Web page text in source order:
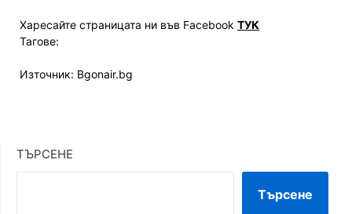
Харесайте страницата ни във Facebook ТУК
Тагове:
Източник: Bgonair.bg
ТЪРСЕНЕ
Търсене